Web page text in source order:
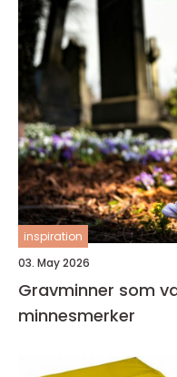
inspiration
03. May 2026
Gravminner som
minnesmerker